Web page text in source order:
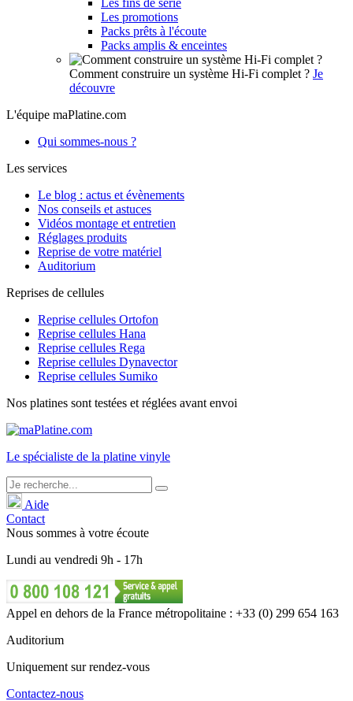
Les fins de série
Les promotions
Packs prêts à l'écoute
Packs amplis & enceintes
Comment construire un système Hi-Fi complet ? Je
découvre
L'équipe maPlatine.com
Qui sommes-nous ?
Les services
Le blog : actus et évènements
Nos conseils et astuces
Vidéos montage et entretien
Réglages produits
Reprise de votre matériel
Auditorium
Reprises de cellules
Reprise cellules Ortofon
Reprise cellules Hana
Reprise cellules Rega
Reprise cellules Dynavector
Reprise cellules Sumiko
Nos platines sont testées et réglées avant envoi
Le spécialiste de la platine vinyle
Aide
Contact
Nous sommes à votre écoute
Lundi au vendredi 9h - 17h
Appel en dehors de la France métropolitaine : +33 (0) 299 654 163
Auditorium
Uniquement sur rendez-vous
Contactez-nous